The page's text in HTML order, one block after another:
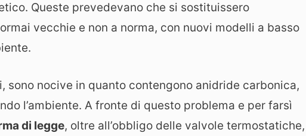
Queste prevedevano che si sostituissero
vecchie e non a norma, con nuovi modelli a basso
sono nocive in quanto contengono anidride carbonica,
l’ambiente. A fronte di questo problema e per farsì
di legge, oltre all’obbligo delle valvole termostatiche,